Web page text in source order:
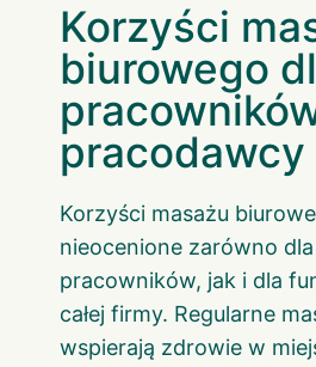
Korzyści
biurowego
pracodawcy
Korzyści masażu
nieocenione zarówno
pracowników, jak i dla
całej firmy. Regularne
wspierają zdrowie w